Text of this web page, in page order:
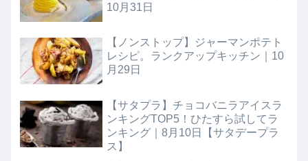
10月31日
【ノンストップ】ジャーマンポテト
レシピ。ランクアップキッチン｜10
月29日
【サタプラ】チョコバニラアイスラ
ンキングTOP5！ひたすら試してラ
ンキング｜8月10日【サタデープラ
ス】